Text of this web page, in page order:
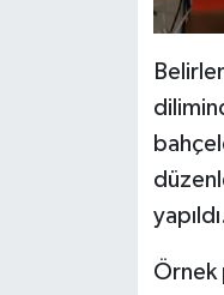
Örnek